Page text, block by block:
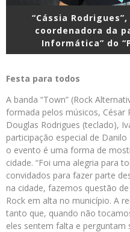
“Cássia
coordenadora da
Informática” do
Festa para todos
A banda “Town” (Rock
formada pelos músicos, César
Douglas Rodrigues (teclado),
participação especial de
o evento é uma forma de
cidade. “Foi uma alegria para
convidados para fazer parte
na cidade, fazemos questão
Rock em alta no município. A
tanto que, quando não
eles sentem falta e perguntam